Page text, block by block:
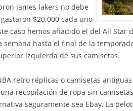
james lakers no debe
$20,000 cada uno
caso hemos añadido el del All Star
hasta el final de la
izquierda de sus camisetas.
retro réplicas o camisetas
recopilación de ropa sin
seguramente sea Ebay. La